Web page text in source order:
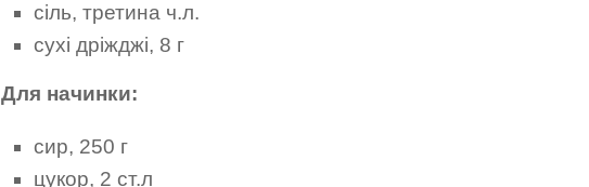
сіль, третина ч.л.
сухі дріжджі, 8 г
Для начинки:
сир, 250 г
цукор, 2 ст.л